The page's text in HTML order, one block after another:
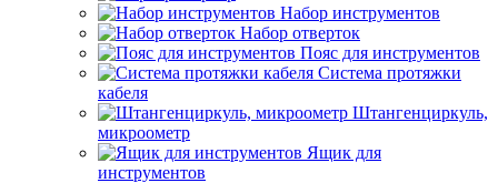
Набор инструментов
Набор отверток
Пояс для инструментов
Система протяжки
кабеля
Штангенциркуль,
микроометр
Ящик для
инструментов